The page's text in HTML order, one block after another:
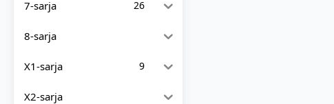
7-sarja 26
8-sarja
X1-sarja 9
X2-sarja